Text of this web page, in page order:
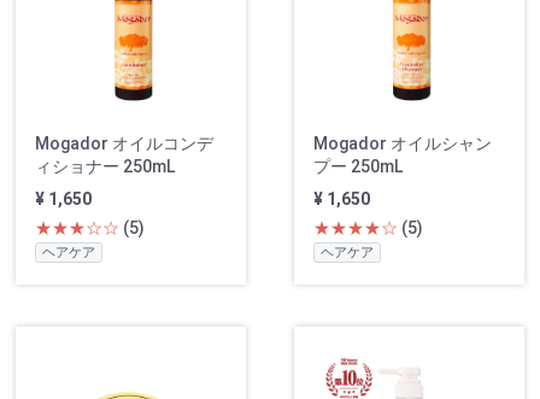
Mogador オイルコンデ
ィショナー 250mL
¥ 1,650
★★★☆☆ (5)
ヘアケア
Mogador オイルシャン
プー 250mL
¥ 1,650
★★★★☆ (5)
ヘアケア